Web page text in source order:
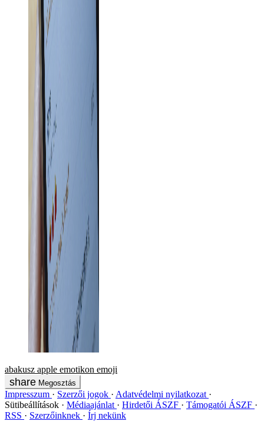
abakusz apple emotikon emoji
Megosztás
Impresszum Szerzői jogok
Adatvédelmi nyilatkozat
Sütibeállítások
Médiaajánlat Hirdetői ÁSZF
Támogatói ÁSZF
RSS
Szerzőinknek Írj nekünk